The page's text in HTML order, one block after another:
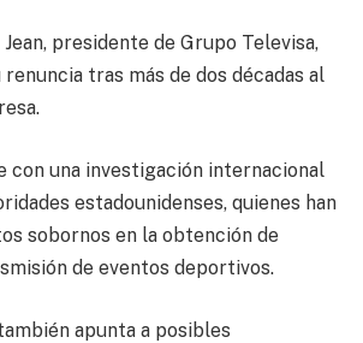
presidente de Grupo Televisa,
renuncia tras más de dos décadas al
con una investigación internacional
estadounidenses, quienes han
sobornos en la obtención de
de eventos deportivos.
apunta a posibles